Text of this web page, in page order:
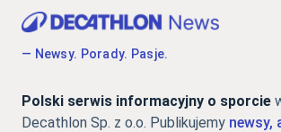
— Newsy. Porady. Pasje.
Polski serwis informacyjny o sporcie
Decathlon Sp. z o.o. Publikujemy newsy,